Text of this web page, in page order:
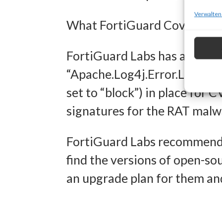
zur
What FortiGuard Coverage
FortiGuard Labs has an IPS
set to “block”) in place for
signatures for the RAT
FortiGuard Labs
find the versions of open-
an upgrade plan for them